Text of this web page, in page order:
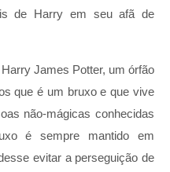
de Harry em seu afã de
James Potter, um órfão
que é um bruxo e que vive
não-mágicas conhecidas
é sempre mantido em
evitar a perseguição de